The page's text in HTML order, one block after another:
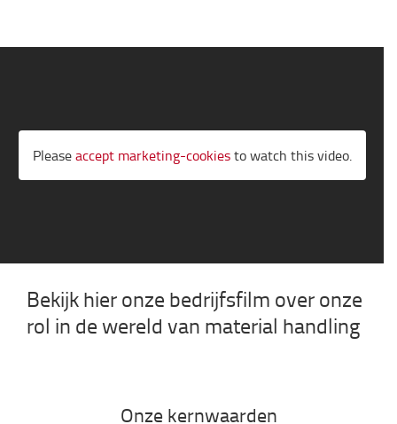
Pleaseaccept marketing-cookiesto watch this video.
Bekijk hier onze bedrijfsfilm over onze
rol in de wereld van material handling
Onze kernwaarden